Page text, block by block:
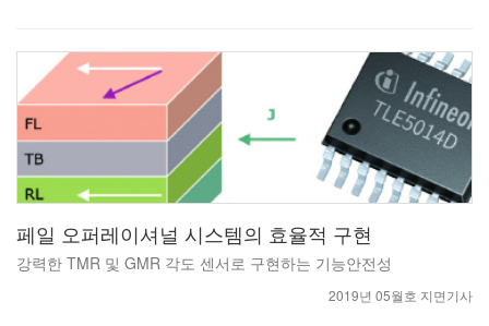
페일 오퍼레이셔널 시스템의 효율적 구현
강력한 TMR 및 GMR 각도 센서로 구현하는 기능안전성
2019년 05월호 지면기사